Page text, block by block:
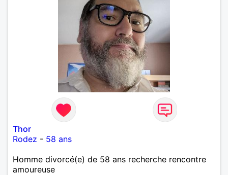
Thor
Rodez - 58 ans
Homme divorcé(e) de 58 ans recherche rencontre
amoureuse